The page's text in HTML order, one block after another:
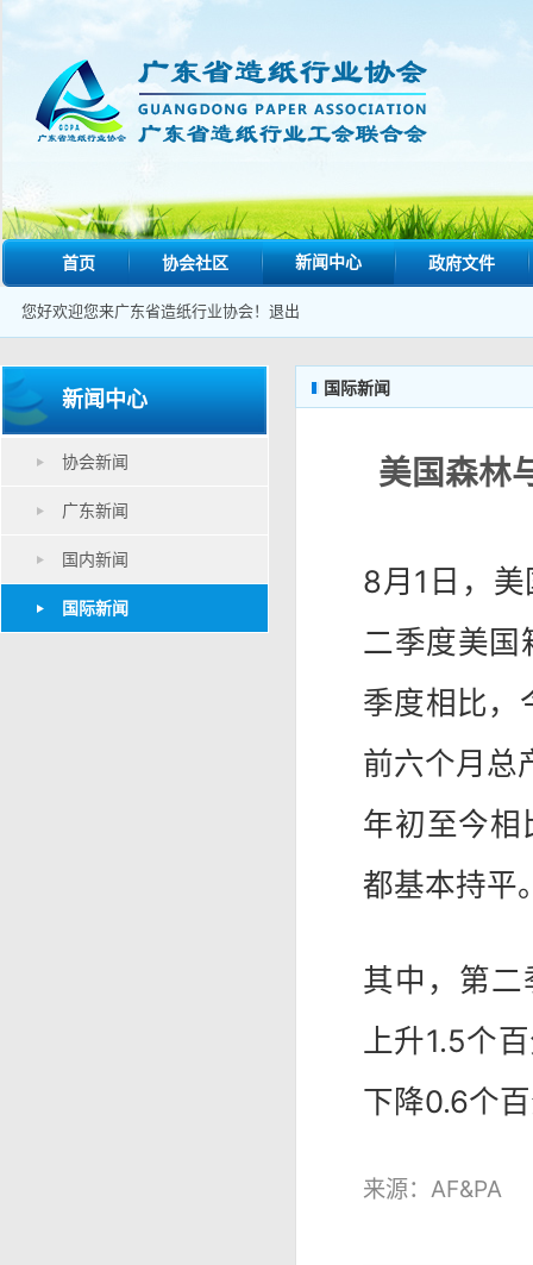
首页 协会社区 新闻中心 政府文件
您好欢迎您来广东省造纸行业协会！ 退出
新闻中心
协会新闻
广东新闻
国内新闻
国际新闻
国际新闻
美国森林
8月1日，
二季度美国
季度相比，
前六个月总
年初至今
都基本持平
其中，第
上升1.5个
下降0.6个
来源：AF&PA